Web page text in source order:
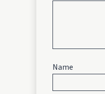
Name